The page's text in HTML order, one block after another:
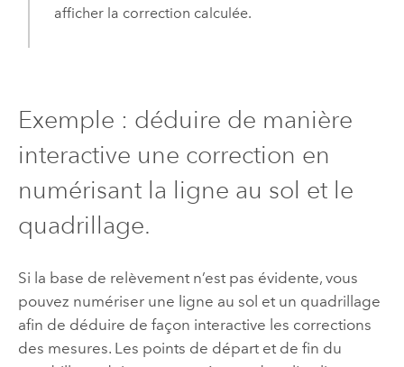
afficher la correction calculée.
Exemple : déduire de manière
interactive une correction en
numérisant la ligne au sol et le
quadrillage.
Si la base de relèvement n’est pas évidente, vous
pouvez numériser une ligne au sol et un quadrillage
afin de déduire de façon interactive les corrections
des mesures. Les points de départ et de fin du